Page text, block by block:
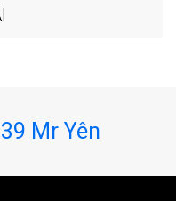
Mr Yên